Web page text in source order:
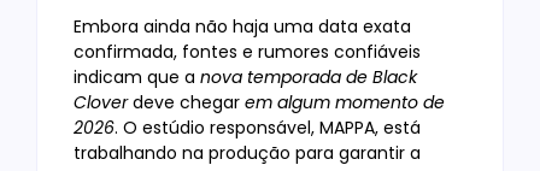
Embora ainda não haja uma data exata
confirmada, fontes e rumores confiáveis
indicam que a nova temporada de Black
Cloverdeve chegar em algum momento de
2026. O estúdio responsável, MAPPA, está
trabalhando na produção para garantir a